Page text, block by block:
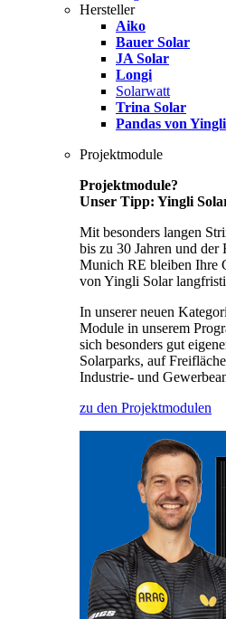
Hersteller
Aiko
Bauer Solar
JA Solar
Longi
Solarwatt
Trina Solar
Pandas von Yingli
Projektmodule
Projektmodule?
Unser Tipp: Yingli
Mit besonders langen
bis zu 30 Jahren und der
Munich RE bleiben Ihre
von Yingli Solar
In unserer neuen
Module in unserem
sich besonders gut
Solarparks, auf
Industrie- und
zu den Projektmodulen